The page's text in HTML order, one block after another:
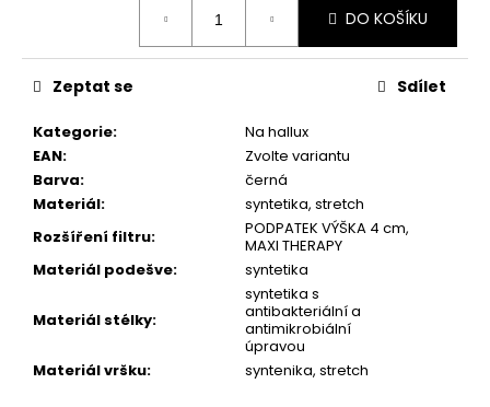
DO KOŠÍKU
Kategorie:
Na hallux
EAN:
Zvolte variantu
Barva:
černá
Materiál:
syntetika, stretch
Rozšíření filtru:
PODPATEK VÝŠKA 4 cm,
MAXI THERAPY
Materiál podešve: syntetika
Materiál stélky:
syntetika s
antibakteriální a
antimikrobiální
úpravou
Materiál vršku: syntenika, stretch
Zeptat se Sdílet
PICCADILLY
DÁMSKÉ
TENISKY
SOFTSTEP
979033-
TMAVĚ
ŠEDÉ
990
Kč